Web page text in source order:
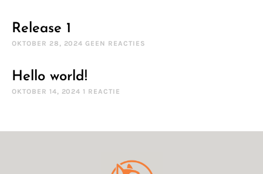
Release 1
OKTOBER 28, 2024GEEN REACTIES
Hello world!
OKTOBER 14, 20241 REACTIE